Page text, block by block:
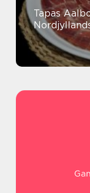
Tapas